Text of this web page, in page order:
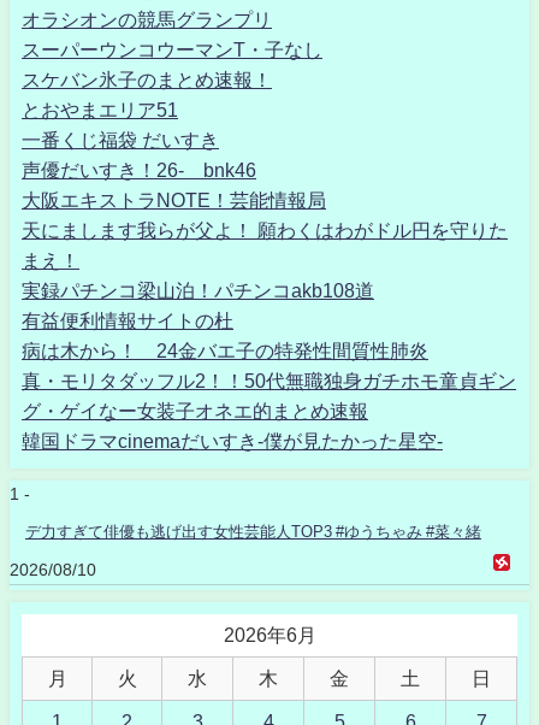
オラシオンの競馬グランプリ
スーパーウンコウーマンT・子なし
スケバン氷子のまとめ速報！
とおやまエリア51
一番くじ福袋 だいすき
声優だいすき！26- bnk46
大阪エキストラNOTE！芸能情報局
天にまします我らが父よ！ 願わくはわがドル円を守りた
まえ！
実録パチンコ梁山泊！パチンコakb108道
有益便利情報サイトの杜
病は木から！ 24金バエ子の特発性間質性肺炎
真・モリタダッフル2！！50代無職独身ガチホモ童貞ギン
グ・ゲイなー女装子オネエ的まとめ速報
韓国ドラマcinemaだいすき-僕が見たかった星空-
1 -
デ力すぎて俳優も逃げ出す女性芸能人TOP3 #ゆうちゃみ #菜々緒
2026/08/10
2026年6月
月 火 水 木 金 土 日